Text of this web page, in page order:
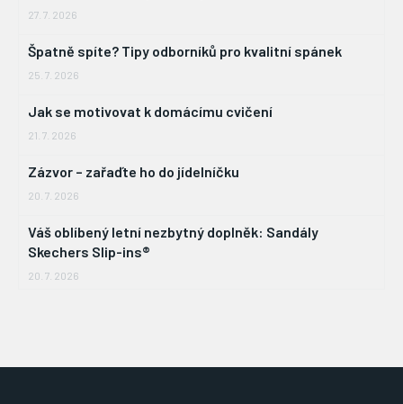
27. 7. 2026
Špatně spíte? Tipy odborníků pro kvalitní spánek
25. 7. 2026
Jak se motivovat k domácímu cvičení
21. 7. 2026
Zázvor – zařaďte ho do jídelníčku
20. 7. 2026
Váš oblíbený letní nezbytný doplněk: Sandály
Skechers Slip-ins®
20. 7. 2026